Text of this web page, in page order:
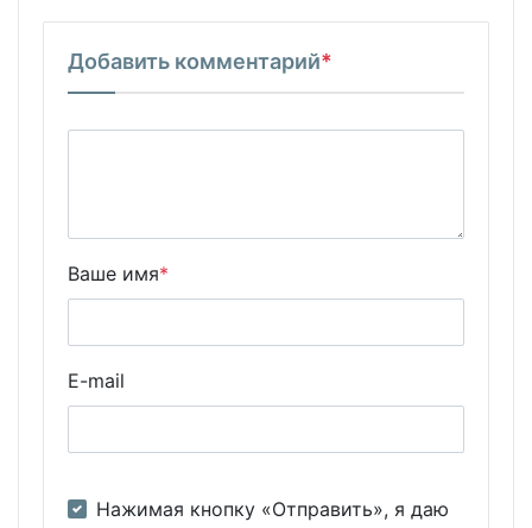
Добавить комментарий*
Ваше имя*
E-mail
Нажимая кнопку «Отправить», я даю